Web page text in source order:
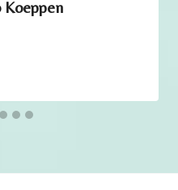
Koeppen